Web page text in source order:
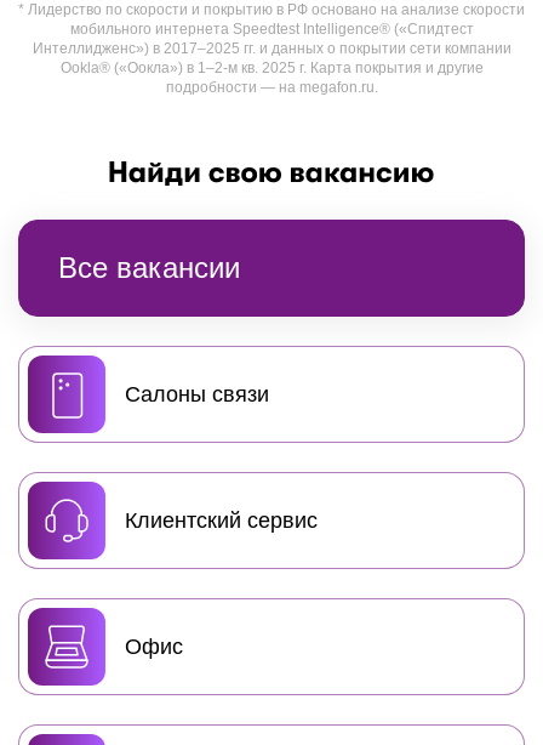
* Лидерство по скорости и покрытию в РФ основано на анализе скорости
мобильного интернета Speedtest Intelligence® («Спидтест
Интеллидженс») в 2017–2025 гг. и данных о покрытии сети компании
Ookla® («Оокла») в 1–2-м кв. 2025 г. Карта покрытия и другие
подробности — на megafon.ru.
Все вакансии
Cалоны связи
Клиентский сервис
Офис